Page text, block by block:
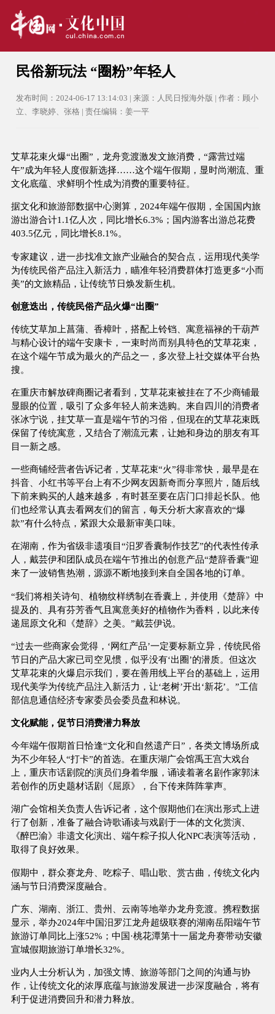
民俗新玩法 “圈粉”年轻人
发布时间：2024-06-17 13:14:03 | 来源：人民日报海外版 | 作者：顾小
立、李晓婷、张格 | 责任编辑：姜一平
艾草花束火爆“出圈”，龙舟竞渡激发文旅消费，“露营过端
午”成为年轻人度假新选择……这个端午假期，显时尚潮流、重
文化底蕴、求鲜明个性成为消费的重要特征。
据文化和旅游部数据中心测算，2024年端午假期，全国国内旅
游出游合计1.1亿人次，同比增长6.3%；国内游客出游总花费
403.5亿元，同比增长8.1%。
专家建议，进一步找准文旅产业融合的契合点，运用现代美学
为传统民俗产品注入新活力，瞄准年轻消费群体打造更多“小而
美”的文旅精品，让传统节日焕发新生机。
创意迭出，传统民俗产品火爆“出圈”
传统艾草加上菖蒲、香樟叶，搭配上铃铛、寓意福禄的干葫芦
与精心设计的端午安康卡，一束时尚而别具特色的艾草花束，
在这个端午节成为最火的产品之一，多次登上社交媒体平台热
搜。
在重庆市解放碑商圈记者看到，艾草花束被挂在了不少商铺最
显眼的位置，吸引了众多年轻人前来选购。来自四川的消费者
张冰宁说，挂艾草一直是端午节的习俗，但现在的艾草花束既
保留了传统寓意，又结合了潮流元素，让她和身边的朋友有耳
目一新之感。
一些商铺经营者告诉记者，艾草花束“火”得非常快，最早是在
抖音、小红书等平台上有不少网友因新奇而分享照片，随后线
下前来购买的人越来越多，有时甚至要在店门口排起长队。他
们也经常认真去看网友们的留言，每天分析大家喜欢的“爆
款”有什么特点，紧跟大众最新审美口味。
在湖南，作为省级非遗项目“汨罗香囊制作技艺”的代表性传承
人，戴芸伊和团队成员在端午节推出的创意产品“楚辞香囊”迎
来了一波销售热潮，源源不断地接到来自全国各地的订单。
“我们将相关诗句、植物纹样绣制在香囊上，并使用《楚辞》中
提及的、具有芬芳香气且寓意美好的植物作为香料，以此来传
递屈原文化和《楚辞》之美。”戴芸伊说。
“过去一些商家会觉得，‘网红产品’一定要标新立异，传统民俗
节日的产品大家已司空见惯，似乎没有‘出圈’的潜质。但这次
艾草花束的火爆启示我们，要在善用线上平台的基础上，运用
现代美学为传统产品注入新活力，让‘老树’开出‘新花’。”工信
部信息通信经济专家委员会委员盘和林说。
文化赋能，促节日消费潜力释放
今年端午假期首日恰逢“文化和自然遗产日”，各类文博场所成
为不少年轻人“打卡”的首选。在重庆湖广会馆禹王宫大戏台
上，重庆市话剧院的演员们身着华服，诵读着著名剧作家郭沫
若创作的历史题材话剧《屈原》，台下传来阵阵掌声。
湖广会馆相关负责人告诉记者，这个假期他们在演出形式上进
行了创新，准备了融合诗歌诵读与戏剧于一体的文化赏演、
《醉巴渝》非遗文化演出、端午粽子拟人化NPC表演等活动，
取得了良好效果。
假期中，群众赛龙舟、吃粽子、唱山歌、赏古曲，传统文化内
涵与节日消费深度融合。
广东、湖南、浙江、贵州、云南等地举办龙舟竞渡。携程数据
显示，举办2024年中国汨罗江龙舟超级联赛的湖南岳阳端午节
旅游订单同比上涨52%；中国·桃花潭第十一届龙舟赛带动安徽
宣城假期旅游订单增长32%。
业内人士分析认为，加强文博、旅游等部门之间的沟通与协
作，让传统文化的浓厚底蕴与旅游发展进一步深度融合，将有
利于促进消费回升和潜力释放。